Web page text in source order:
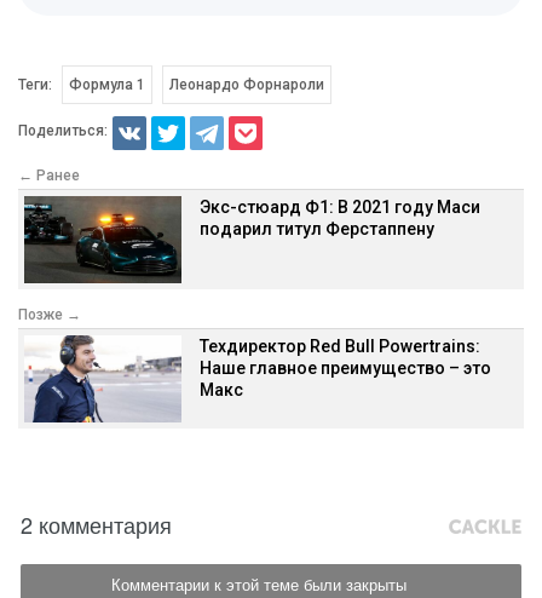
Теги: Формула 1 Леонардо Форнароли
Поделиться:
← Ранее
Экс-стюард Ф1: В 2021 году Маси
подарил титул Ферстаппену
Позже →
Техдиректор Red Bull Powertrains:
Наше главное преимущество – это
Макс
2 комментария
Комментарии к этой теме были закрыты